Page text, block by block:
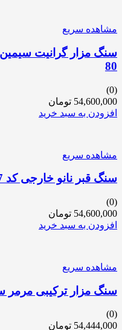
مشاهده سریع
سنگ مزار گرانیت
80
(0)
54,600,000 تومان
افزودن به سبد خرید
مشاهده سریع
سنگ قبر نانو خارجی کد 17
(0)
54,600,000 تومان
افزودن به سبد خرید
مشاهده سریع
سنگ مزار ترکیبی مرمر
(0)
54,444,000 تومان